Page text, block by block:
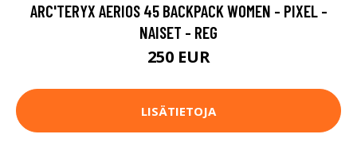
ARC'TERYX AERIOS 45 BACKPACK WOMEN - PIXEL -
NAISET - REG
250 EUR
LISÄTIETOJA